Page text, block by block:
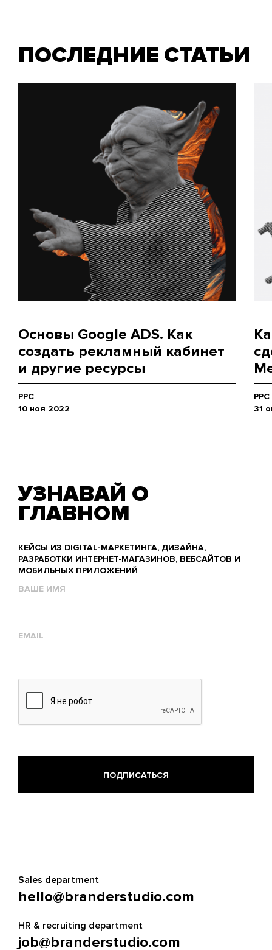
ПОСЛЕДНИЕ СТАТЬИ
Основы Google ADS. Как
создать рекламный кабинет
и другие ресурсы
PPC
10 ноя 2022
PPC
31
УЗНАВАЙ О
ГЛАВНОМ
КЕЙСЫ ИЗ DIGITAL-МАРКЕТИНГА, ДИЗАЙНА,
РАЗРАБОТКИ ИНТЕРНЕТ-МАГАЗИНОВ, ВЕБСАЙТОВ И
МОБИЛЬНЫХ ПРИЛОЖЕНИЙ
mail
Sales department
hello@branderstudio.com
HR & recruiting department
job@branderstudio.com